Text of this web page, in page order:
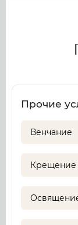
Прочие
Венчание
Крещение